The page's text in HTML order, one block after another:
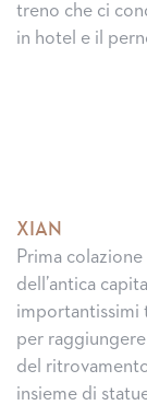
treno che ci
in hotel e il
XIAN
Prima
dell’antica
importantissimi
per
del
insieme di